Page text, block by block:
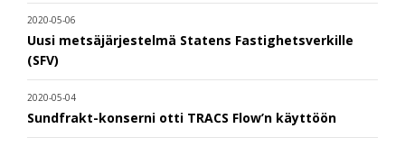
2020-05-06
Uusi metsäjärjestelmä Statens Fastighetsverkille
(SFV)
2020-05-04
Sundfrakt-konserni otti TRACS Flow’n käyttöön